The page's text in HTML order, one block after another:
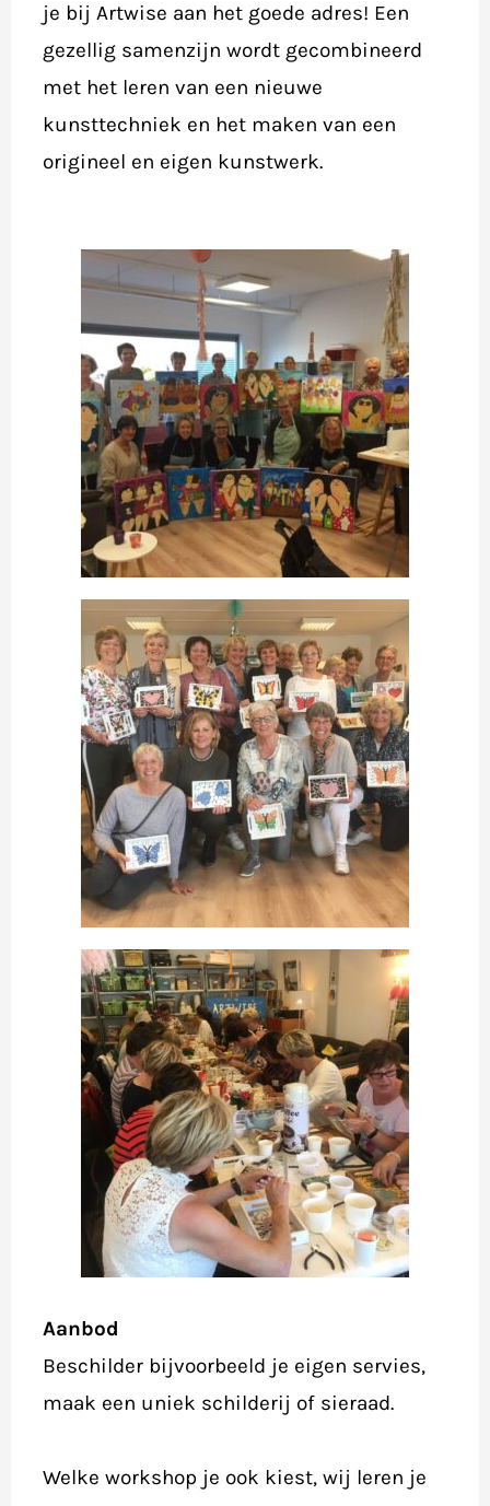
je bij Artwise aan het goede adres! Een
gezellig samenzijn wordt gecombineerd
met het leren van een nieuwe
kunsttechniek en het maken van een
origineel en eigen kunstwerk.
Aanbod
Beschilder bijvoorbeeld je eigen servies,
maak een uniek schilderij of sieraad.
Welke workshop je ook kiest, wij leren je